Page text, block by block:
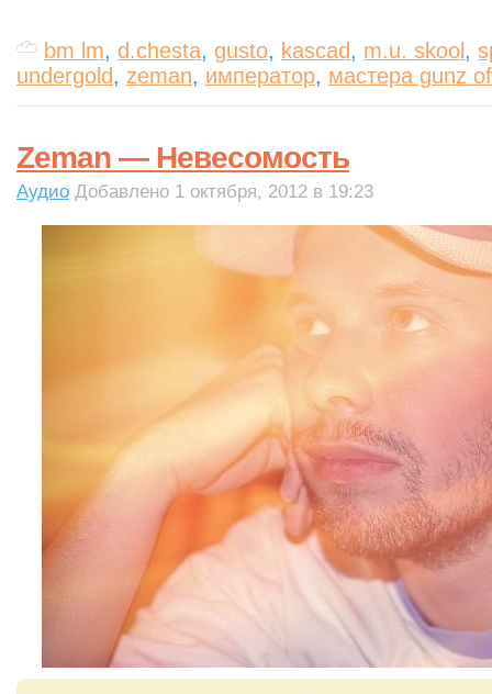
bm lm, d.chesta, gusto, kascad, m.u. skool ,
undergold, zeman, император, мастера gunz
Zeman — Невесомость
Аудио Добавлено 1 октября, 2012 в 19:23